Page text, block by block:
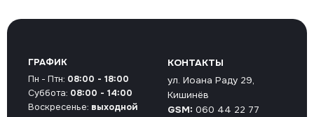
КОНТАКТЫ
ул. Иоана Раду 29,
Кишинёв
GSM: 060 44 22 77
ГРАФИК
Пн - Птн: 08:00 - 18:00
Суббота: 08:00 - 14:00
Воскресенье: выходной